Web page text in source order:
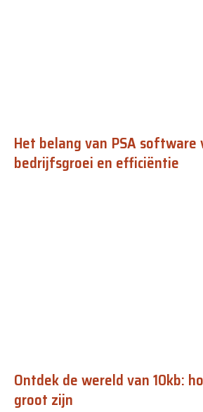
Het belang van PSA software
bedrijfsgroei en efficiëntie
Ontdek de wereld van 10kb:
groot zijn